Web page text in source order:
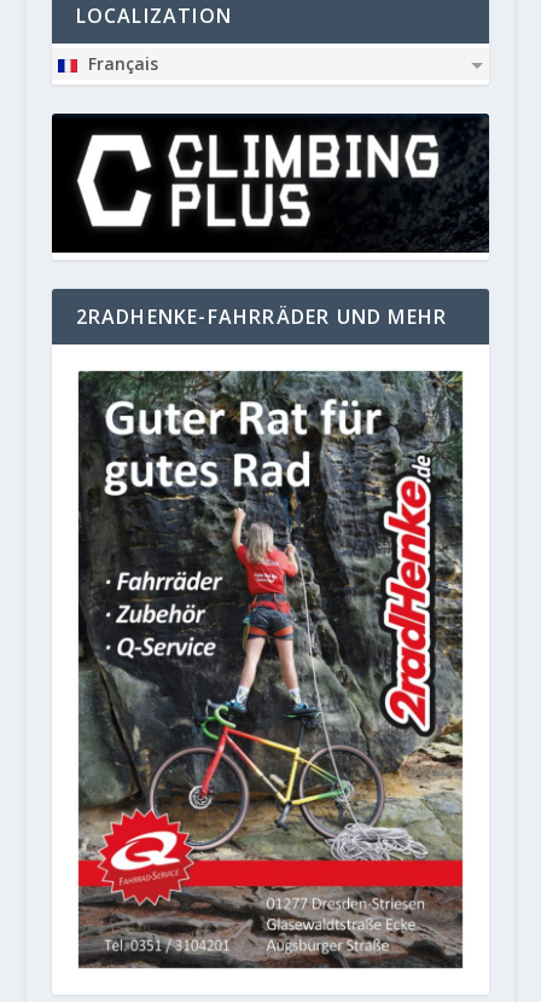
LOCALIZATION
Français
2RADHENKE-FAHRRÄDER UND MEHR